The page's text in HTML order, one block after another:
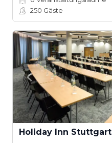
250 Gäste
Holiday Inn Stuttgart